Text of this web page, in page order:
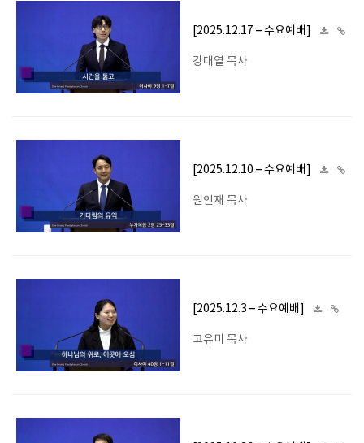
[2025.12.17 – 수요예배]
강대열 목사
[2025.12.10 – 수요예배]
원인재 목사
[2025.12.3 – 수요예배]
고유미 목사